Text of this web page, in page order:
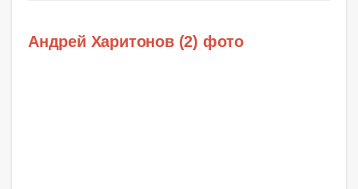
Андрей Харитонов (2) фото